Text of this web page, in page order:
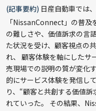
(記事要約) 日産自動車では
「NissanConnect」の普及
の難しさや、価値訴求の言
た状況を受け、顧客視点の
れ、 顧客体験を軸にしたサ
売現場での説明の質が変化
的にサービス体験を発信し
り、“顧客と共創する価値
れていった。 その結果、